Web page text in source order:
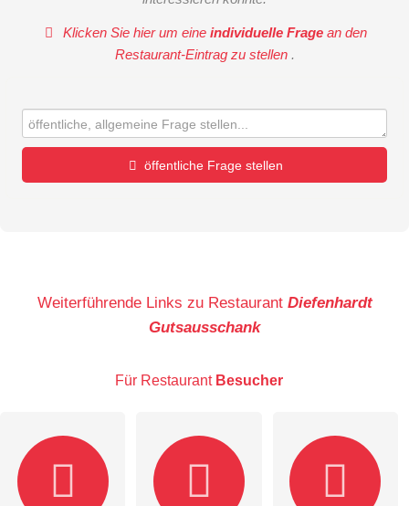
Klicken Sie hier um eineindividuelle Frage an den
Restaurant-Eintrag zu stellen .
öffentliche Frage stellen
Weiterführende Links zu Restaurant Diefenhardt
Gutsausschank
Für Restaurant Besucher